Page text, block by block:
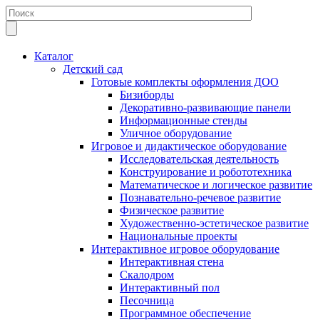
Каталог
Детский сад
Готовые комплекты оформления ДОО
Бизиборды
Декоративно-развивающие панели
Информационные стенды
Уличное оборудование
Игровое и дидактическое оборудование
Исследовательская деятельность
Конструирование и робототехника
Математическое и логическое развитие
Познавательно-речевое развитие
Физическое развитие
Художественно-эстетическое развитие
Национальные проекты
Интерактивное игровое оборудование
Интерактивная стена
Скалодром
Интерактивный пол
Песочница
Программное обеспечение